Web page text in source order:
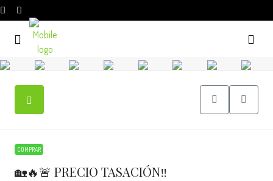
COMPRAR
🏡🔥🚨 PRECIO TASACIÓN‼️